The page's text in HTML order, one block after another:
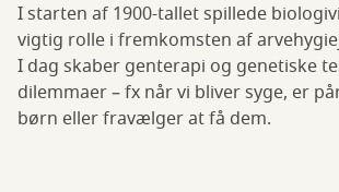
I starten af 1900-tallet spillede
vigtig rolle i fremkomsten af
I dag skaber genterapi og genetiske
dilemmaer – fx når vi bliver syge, er
børn eller fravælger at få dem.